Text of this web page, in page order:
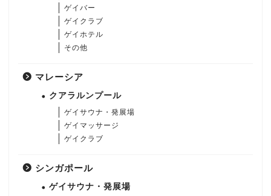
ゲイバー
ゲイクラブ
ゲイホテル
その他
マレーシア
クアラルンプール
ゲイサウナ・発展場
ゲイマッサージ
ゲイクラブ
シンガポール
ゲイサウナ・発展場